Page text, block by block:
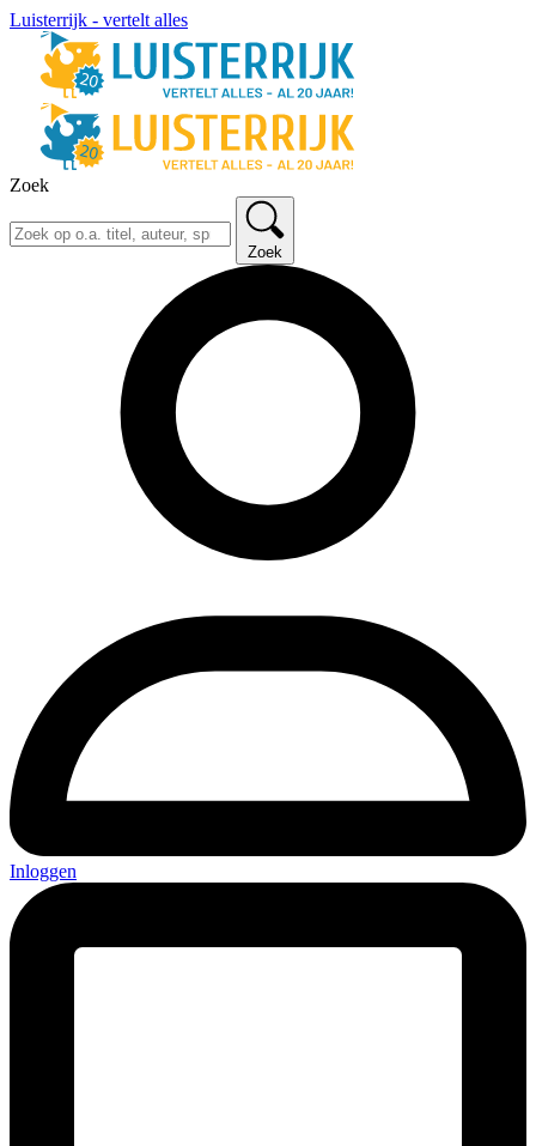
Luisterrijk - vertelt alles
Zoek
Zoek
Inloggen